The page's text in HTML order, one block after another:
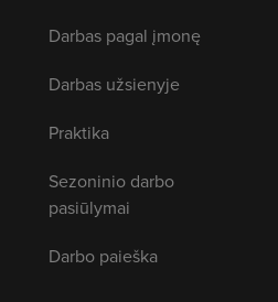
Darbas pagal įmonę
Darbas užsienyje
Praktika
Sezoninio darbo
pasiūlymai
Darbo paieška